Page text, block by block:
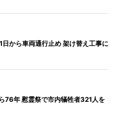
日から車両通行止め 架け替え工事に
76年 慰霊祭で市内犠牲者321人を